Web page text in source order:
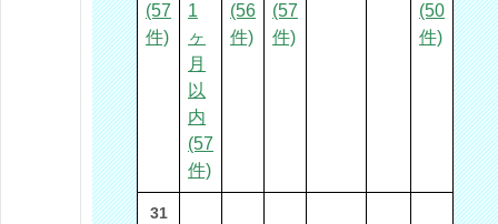
(57
件)
1
ヶ
月
以
内
(57
件)
(56
件)
(57
件)
(50
件)
31